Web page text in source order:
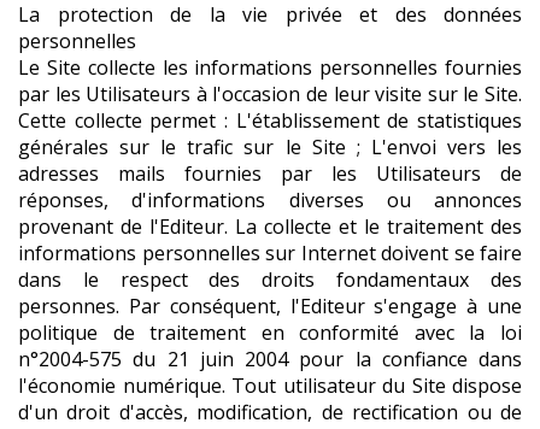
La protection de la vie privée et des données
personnelles
Le Site collecte les informations personnelles fournies
par les Utilisateurs à l'occasion de leur visite sur le Site.
Cette collecte permet : L'établissement de statistiques
générales sur le trafic sur le Site ; L'envoi vers les
adresses mails fournies par les Utilisateurs de
réponses, d'informations diverses ou annonces
provenant de l'Editeur. La collecte et le traitement des
informations personnelles sur Internet doivent se faire
dans le respect des droits fondamentaux des
personnes. Par conséquent, l'Editeur s'engage à une
politique de traitement en conformité avec la loi
n°2004-575 du 21 juin 2004 pour la confiance dans
l'économie numérique. Tout utilisateur du Site dispose
d'un droit d'accès, modification, de rectification ou de